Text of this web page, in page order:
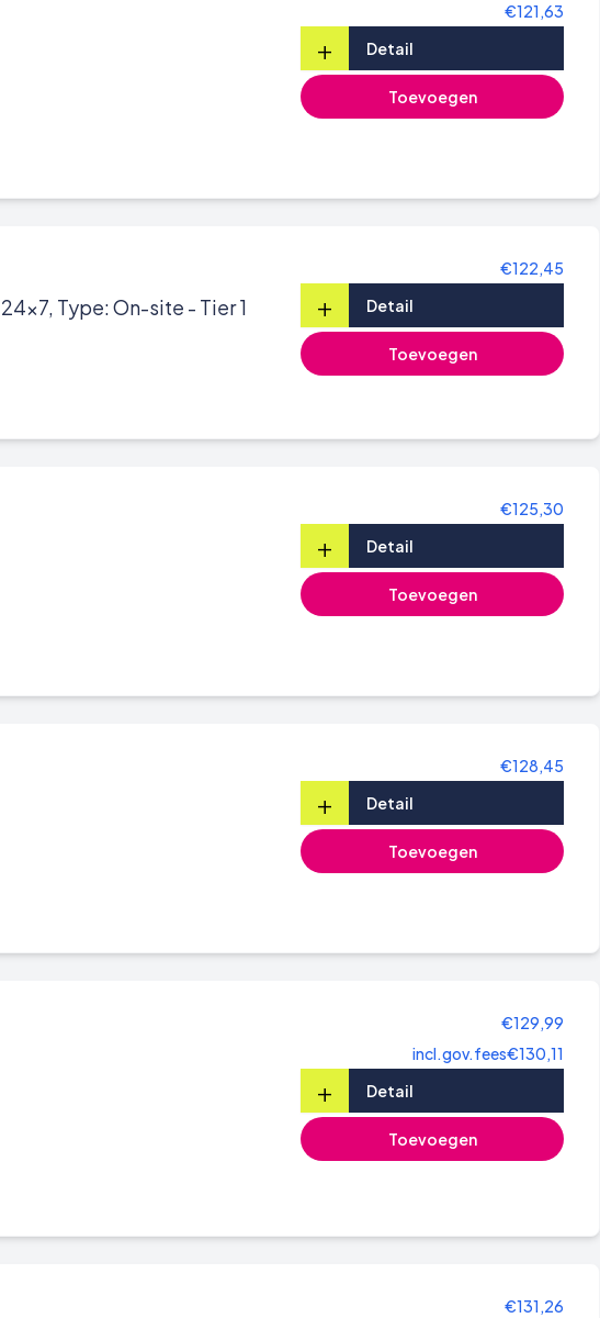
€121,63
+ Detail
Toevoegen
Type: On-site - Tier 1
€122,45
+ Detail
Toevoegen
€125,30
+ Detail
Toevoegen
€128,45
+ Detail
Toevoegen
€129,99
incl.gov.fees€130,11
+ Detail
Toevoegen
€131,26